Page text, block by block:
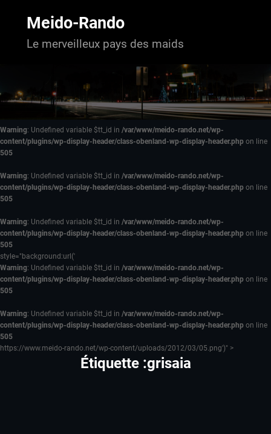
Meido-Rando
Le merveilleux pays des maids
Warning: Undefined variable $tt_id in /var/www/meido-rando.net/wp-
content/plugins/wp-display-header/class-obenland-wp-display-header.php on line
505
Warning: Undefined variable $tt_id in /var/www/meido-rando.net/wp-
content/plugins/wp-display-header/class-obenland-wp-display-header.php on line
505
Warning: Undefined variable $tt_id in /var/www/meido-rando.net/wp-
content/plugins/wp-display-header/class-obenland-wp-display-header.php on line
505
style="background:url('
Warning: Undefined variable $tt_id in /var/www/meido-rando.net/wp-
content/plugins/wp-display-header/class-obenland-wp-display-header.php on line
505
Warning: Undefined variable $tt_id in /var/www/meido-rando.net/wp-
content/plugins/wp-display-header/class-obenland-wp-display-header.php on line
505
https://www.meido-rando.net/wp-content/uploads/2012/03/05.png')" >
Étiquette :grisaia